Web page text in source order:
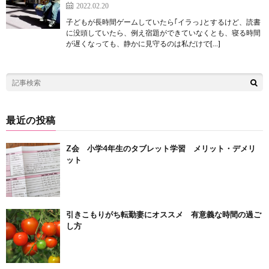
2022.02.20
子どもが長時間ゲームしていたら｢イラっ｣とするけど、読書
に没頭していたら、例え宿題ができていなくとも、寝る時間
が遅くなっても、静かに見守るのは私だけで[…]
最近の投稿
Z会 小学4年生のタブレット学習 メリット・デメリ
ット
引きこもりがち転勤妻にオススメ 有意義な時間の過ご
し方